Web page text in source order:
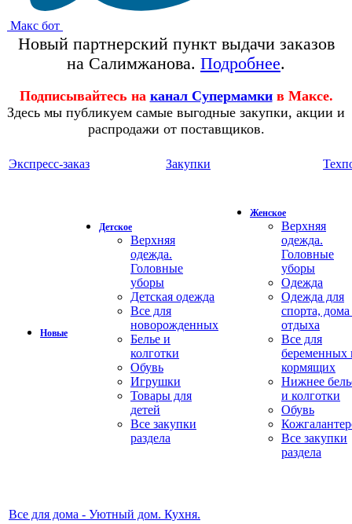
Макс бот
Новый партнерский пункт выдачи заказов
на Салимжанова. Подробнее.
Подписывайтесь на канал Супермамки в Максе.
Здесь мы публикуем самые выгодные закупки, акции и
распродажи от поставщиков.
Экспресс-заказ Закупки
Новые
Детское
Верхняя
одежда.
Головные
уборы
Детская одежда
Все для
новорожденных
Белье и
колготки
Обувь
Игрушки
Товары для
детей
Все закупки
раздела
Женское
Верхняя
одежда.
Головные
уборы
Одежда
Одежда для
спорта,
отдыха
Все для
беременных
кормящих
Нижнее
и колготки
Обувь
Все закупки
раздела
Все для дома - Уютный дом. Кухня.